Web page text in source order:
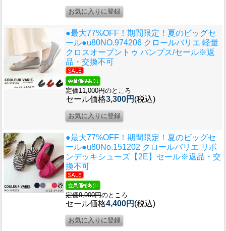
●最大77%OFF！期間限定！夏のビッグセ
ール●u80NO.974206 クロールバリエ 軽量
クロスオープントゥ パンプス/セール※返
品・交換不可
定価11,000円のところ
セール価格3,300円 (税込)
●最大77%OFF！期間限定！夏のビッグセ
ール●u80No.151202 クロールバリエ リボ
ンデッキシューズ【2E】セール※返品・交
換不可
定価9,900円のところ
セール価格4,400円 (税込)